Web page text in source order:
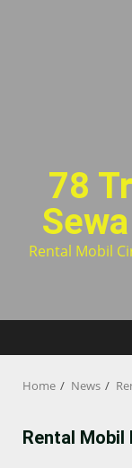
78
Rental Mobil
Home News
Rental Mobil